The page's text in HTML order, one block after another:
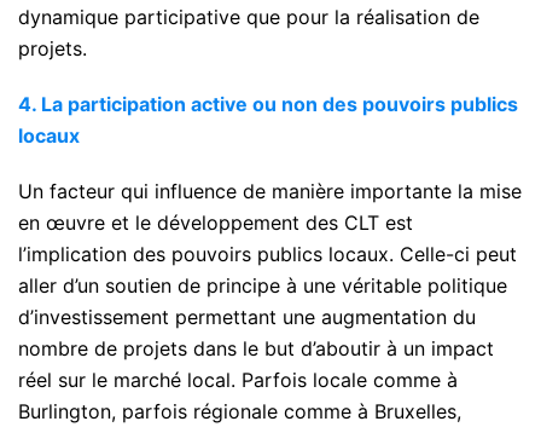
dynamique participative que pour la réalisation de
projets.
4. La participation active ou non des pouvoirs publics
locaux
Un facteur qui influence de manière importante la mise
en œuvre et le développement des CLT est
l’implication des pouvoirs publics locaux. Celle-ci peut
aller d’un soutien de principe à une véritable politique
d’investissement permettant une augmentation du
nombre de projets dans le but d’aboutir à un impact
réel sur le marché local. Parfois locale comme à
Burlington, parfois régionale comme à Bruxelles,